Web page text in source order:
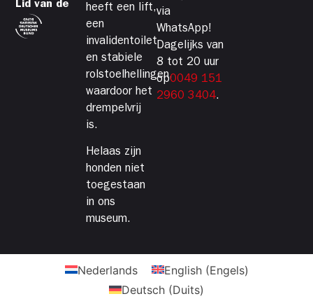
Lid van de
heeft een lift,
een
invalidentoilet
en stabiele
rolstoelhellingen,
waardoor het
drempelvrij
is.
Helaas zijn
honden niet
toegestaan
in ons
museum.
via
WhatsApp!
Dagelijks van
8 tot 20 uur
op0049 151
2960 3404.
Nederlands English(Engels)
Deutsch (Duits)